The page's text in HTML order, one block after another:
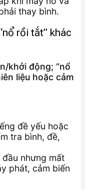
thay bình.
rồi tắt” khác
khởi động; “nổ
liệu hoặc cảm
đề yếu hoặc
tra bình, đề,
nhưng mất
phát, cảm biến